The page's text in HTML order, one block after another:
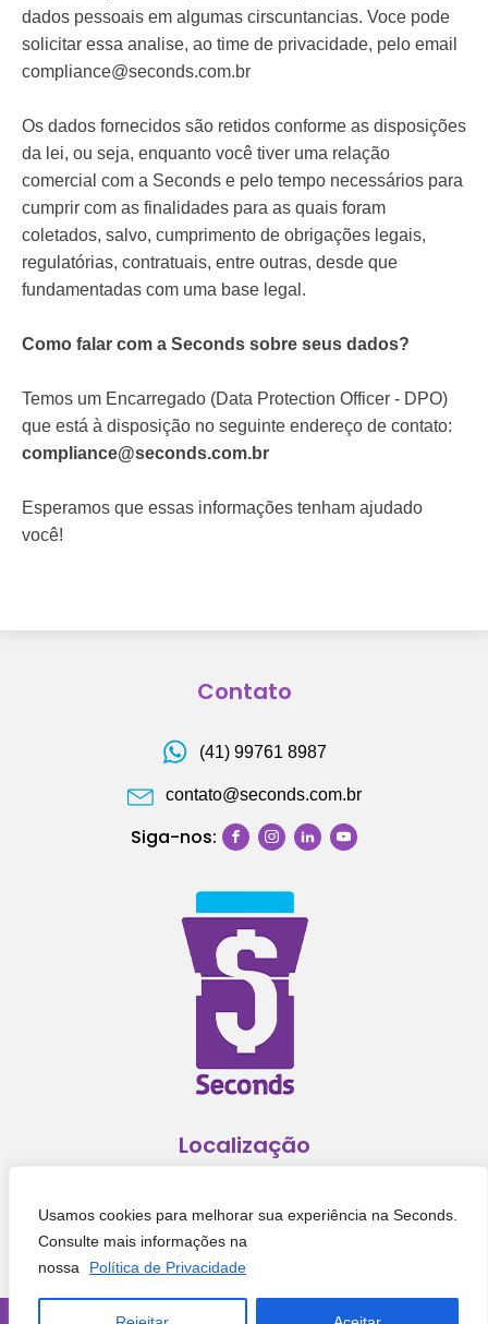
Usamos cookies para melhorar sua experiência na Seconds.
Consulte mais informações na
nossa
Política de Privacidade
dados pessoais em algumas cirscuntancias. Voce pode
solicitar essa analise, ao time de privacidade, pelo email
compliance@seconds.com.br
Os dados fornecidos são retidos conforme as disposições
da lei, ou seja, enquanto você tiver uma relação
comercial com a Seconds e pelo tempo necessários para
cumprir com as finalidades para as quais foram
coletados, salvo, cumprimento de obrigações legais,
regulatórias, contratuais, entre outras, desde que
fundamentadas com uma base legal.
Como falar com a Seconds sobre seus dados?
Temos um Encarregado (Data Protection Officer - DPO)
que está à disposição no seguinte endereço de contato:
compliance@seconds.com.br
Esperamos que essas informações tenham ajudado
você!
Contato
(41) 99761 8987
contato@seconds.com.br
Siga-nos:
Localização
Avenida dos Estados, 1117
Água Verde, Curitiba – PR